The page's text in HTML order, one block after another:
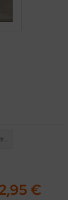
Violinschlüssel umgedreht
€